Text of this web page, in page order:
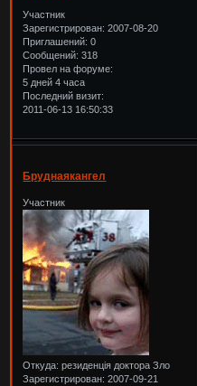
Участник
Зарегистрирован: 2007-08-20
Приглашений: 0
Сообщений: 318
Провел на форуме:
5 дней 4 часа
Последний визит:
2011-06-13 16:50:33
Бруднаякангел
Участник
Откуда: резиденція доктора Зло
Зарегистрирован: 2007-09-21